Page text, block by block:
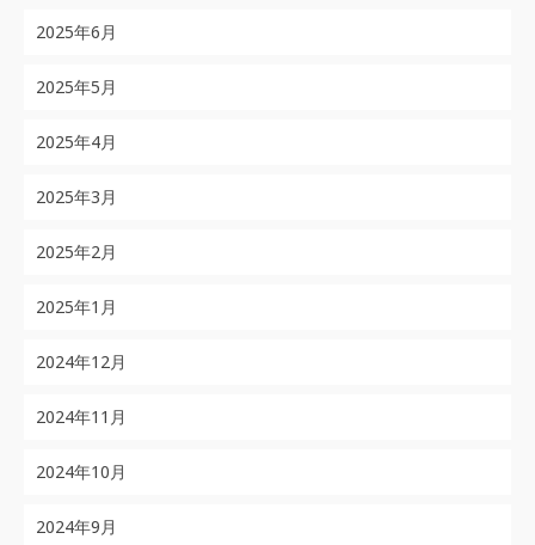
2025年6月
2025年5月
2025年4月
2025年3月
2025年2月
2025年1月
2024年12月
2024年11月
2024年10月
2024年9月